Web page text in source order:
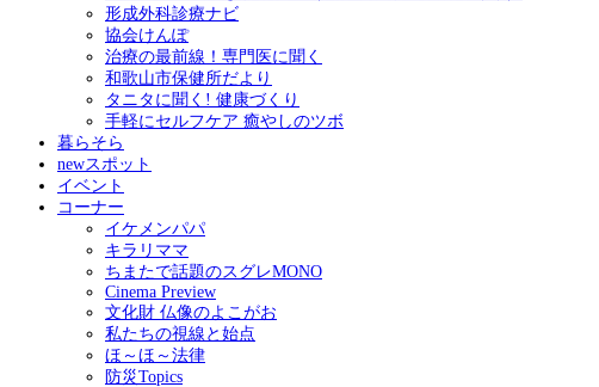
形成外科診療ナビ
協会けんぽ
治療の最前線！専門医に聞く
和歌山市保健所だより
タニタに聞く! 健康づくり
手軽にセルフケア 癒やしのツボ
暮らそら
newスポット
イベント
コーナー
イケメンパパ
キラリママ
ちまたで話題のスグレMONO
Cinema Preview
文化財 仏像のよこがお
私たちの視線と始点
ほ～ほ～法律
防災Topics